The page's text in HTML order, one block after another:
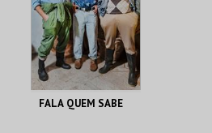
MAIS INFO
COMPRAR
FALA QUEM SABE